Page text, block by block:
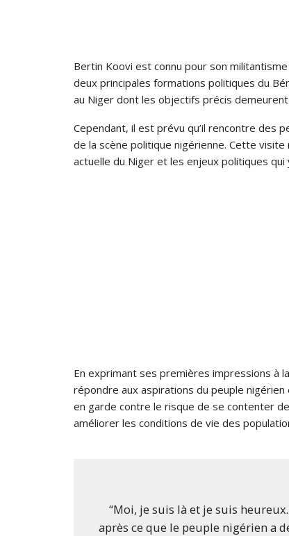
Bertin Koovi est connu pour son
deux principales formations politiques du
au Niger dont les objectifs précis demeurent
Cependant, il est prévu qu’il rencontre des
de la scène politique nigérienne. Cette
actuelle du Niger et les enjeux politiques qui
En exprimant ses premières impressions à
répondre aux aspirations du peuple
en garde contre le risque de se contenter
améliorer les conditions de vie des
“Moi, je suis là et je suis
après ce que le peuple nigérien a